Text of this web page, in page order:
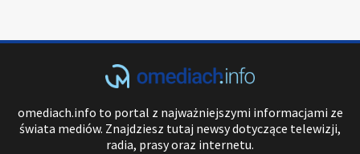
omediach.info to portal z najważniejszymi informacjami ze
świata mediów. Znajdziesz tutaj newsy dotyczące telewizji,
radia, prasy oraz internetu.